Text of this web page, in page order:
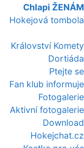
Chlapi ŽENÁM
Hokejová tombola
Království Komety
Dortiáda
Ptejte se
Fan klub informuje
Fotogalerie
Aktivní fotogalerie
Download
Hokejchat.cz